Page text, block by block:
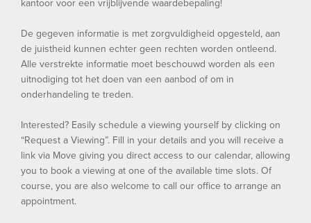
kantoor voor een vrijblijvende waardebepaling!
De gegeven informatie is met zorgvuldigheid opgesteld, aan
de juistheid kunnen echter geen rechten worden ontleend.
Alle verstrekte informatie moet beschouwd worden als een
uitnodiging tot het doen van een aanbod of om in
onderhandeling te treden.
Interested? Easily schedule a viewing yourself by clicking on
“Request a Viewing”. Fill in your details and you will receive a
link via Move giving you direct access to our calendar, allowing
you to book a viewing at one of the available time slots. Of
course, you are also welcome to call our office to arrange an
appointment.